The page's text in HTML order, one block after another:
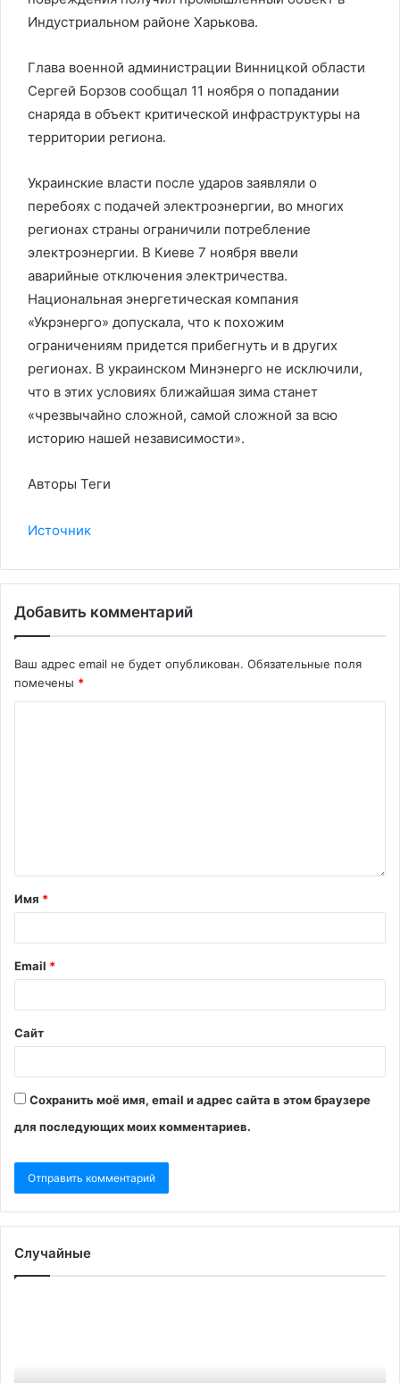
Индустриальном районе Харькова.
Глава военной администрации Винницкой области
Сергей Борзов сообщал 11 ноября о попадании
снаряда в объект критической инфраструктуры на
территории региона.
Украинские власти после ударов заявляли о
перебоях с подачей электроэнергии, во многих
регионах страны ограничили потребление
электроэнергии. В Киеве 7 ноября ввели
аварийные отключения электричества.
Национальная энергетическая компания
«Укрэнерго» допускала, что к похожим
ограничениям придется прибегнуть и в других
регионах. В украинском Минэнерго не исключили,
что в этих условиях ближайшая зима станет
«чрезвычайно сложной, самой сложной за всю
историю нашей независимости».
Авторы Теги
Источник
Добавить комментарий
Ваш адрес email не будет опубликован. Обязательные поля
помечены *
Имя *
Email *
Сайт
Сохранить моё имя, email и адрес сайта в этом браузере
для последующих моих комментариев.
Случайные